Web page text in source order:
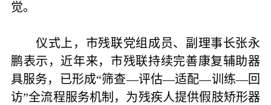
觉。
仪式上，市残联党组成员、副理事长张永
鹏表示，近年来，市残联持续完善康复辅助器
具服务，已形成“筛查—评估—适配—训练—回
访”全流程服务机制，为残疾人提供假肢矫形器